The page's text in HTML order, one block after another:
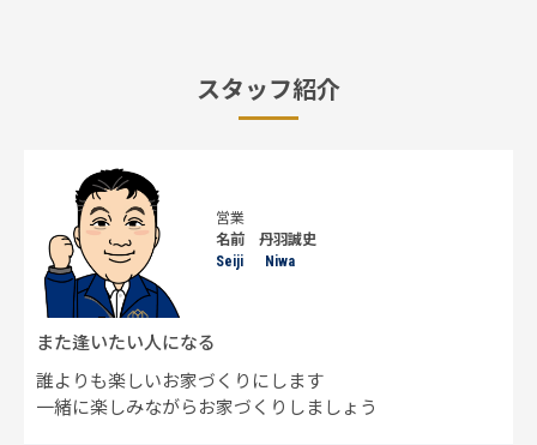
スタッフ紹介
営業
名前 丹⽻誠史
Seiji Niwa
また逢いたい⼈になる
誰よりも楽しいお家づくりにします
一緒に楽しみながらお家づくりしましょう